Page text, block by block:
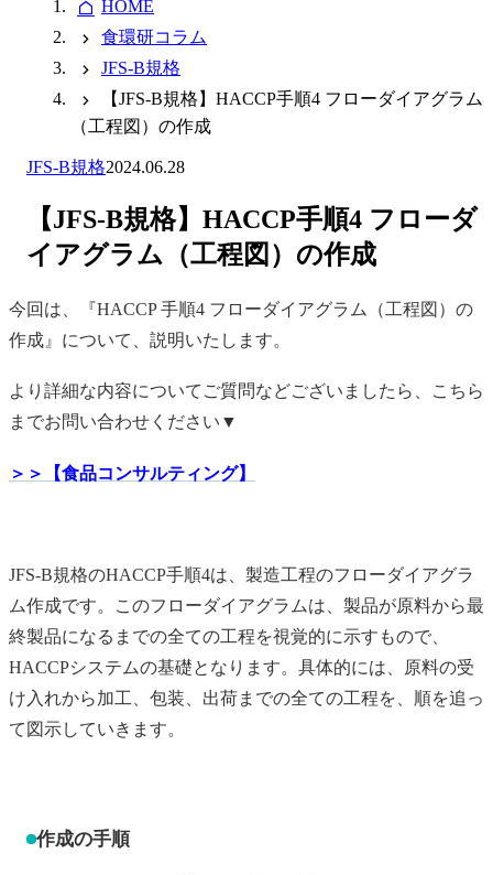
HOME
食環研コラム
JFS-B規格
【JFS-B規格】HACCP手順4 フローダイアグラム
（工程図）の作成
JFS-B規格2024.06.28
【JFS-B規格】HACCP手順4 フローダ
イアグラム（工程図）の作成
今回は、『HACCP 手順4 フローダイアグラム（工程図）の
作成』について、説明いたします。
より詳細な内容についてご質問などございましたら、こちら
までお問い合わせください▼
＞＞【食品コンサルティング】
JFS-B規格のHACCP手順4は、製造工程のフローダイアグラ
ム作成です。このフローダイアグラムは、製品が原料から最
終製品になるまでの全ての工程を視覚的に示すもので、
HACCPシステムの基礎となります。具体的には、原料の受
け入れから加工、包装、出荷までの全ての工程を、順を追っ
て図示していきます。
作成の手順